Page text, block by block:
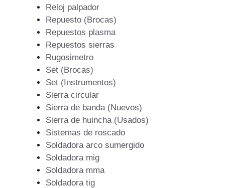
Reloj palpador
Repuesto (Brocas)
Repuestos plasma
Repuestos sierras
Rugosimetro
Set (Brocas)
Set (Instrumentos)
Sierra circular
Sierra de banda (Nuevos)
Sierra de huincha (Usados)
Sistemas de roscado
Soldadora arco sumergido
Soldadora mig
Soldadora mma
Soldadora tig